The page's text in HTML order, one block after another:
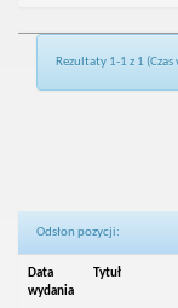
Rezultaty 1-1 z 1
Odsłon pozycji:
Data
wydania
Tytuł